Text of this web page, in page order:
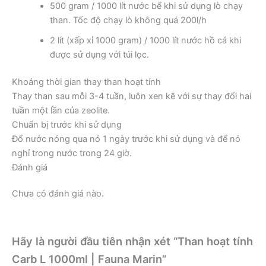
500 gram / 1000 lít nước bể khi sử dụng lò chạy
than. Tốc độ chạy lò không quá 200l/h
2 lít (xấp xỉ 1000 gram) / 1000 lít nước hồ cá khi
được sử dụng với túi lọc.
Khoảng thời gian thay than hoạt tính
Thay than sau mỗi 3-4 tuần, luôn xen kẽ với sự thay đổi hai
tuần một lần của zeolite.
Chuẩn bị trước khi sử dụng
Đổ nước nóng qua nó 1 ngày trước khi sử dụng và để nó
nghỉ trong nước trong 24 giờ.
Đánh giá
Chưa có đánh giá nào.
Hãy là người đầu tiên nhận xét “Than hoạt tính
Carb L 1000ml | Fauna Marin”